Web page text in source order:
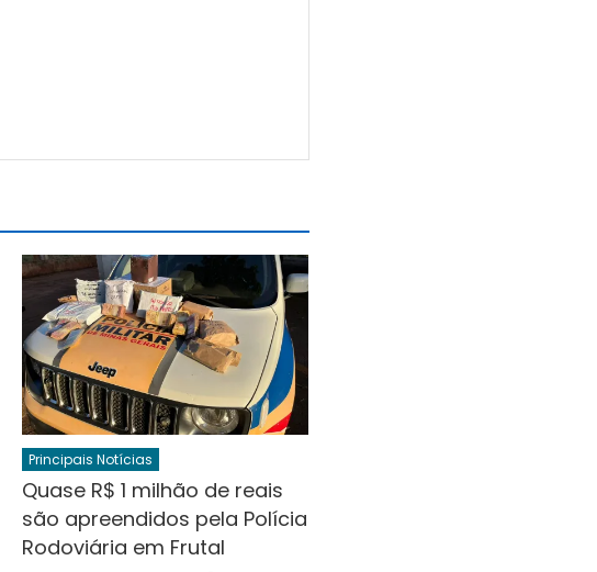
Principais Notícias
Quase R$ 1 milhão de reais
são apreendidos pela Polícia
Rodoviária em Frutal